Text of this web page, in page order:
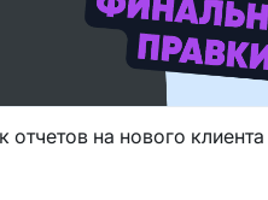
отчетов на нового